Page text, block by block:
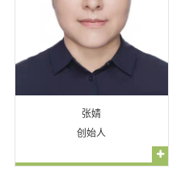
张婧
创始人